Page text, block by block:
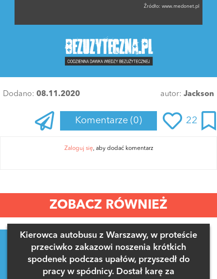
Źródło: www.medonet.pl
Dodano: 08.11.2020 autor: Jackson
Komentarze (0) 22
Zaloguj się, aby dodać komentarz
ZOBACZ RÓWNIEŻ
Kierowca autobusu z Warszawy, w proteście
przeciwko zakazowi noszenia krótkich
spodenek podczas upałów, przyszedł do
pracy w spódnicy. Dostał karę za